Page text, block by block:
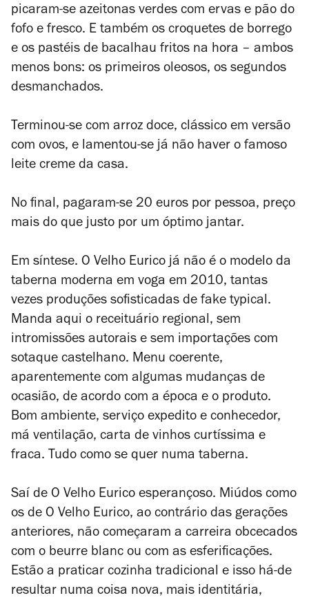
picaram-se azeitonas verdes com ervas e pão do
fofo e fresco. E também os croquetes de borrego
e os pastéis de bacalhau fritos na hora – ambos
menos bons: os primeiros oleosos, os segundos
desmanchados.
Terminou-se com arroz doce, clássico em versão
com ovos, e lamentou-se já não haver o famoso
leite creme da casa.
No final, pagaram-se 20 euros por pessoa, preço
mais do que justo por um óptimo jantar.
Em síntese. O Velho Eurico já não é o modelo da
taberna moderna em voga em 2010, tantas
vezes produções sofisticadas de fake typical.
Manda aqui o receituário regional, sem
intromissões autorais e sem importações com
sotaque castelhano. Menu coerente,
aparentemente com algumas mudanças de
ocasião, de acordo com a época e o produto.
Bom ambiente, serviço expedito e conhecedor,
má ventilação, carta de vinhos curtíssima e
fraca. Tudo como se quer numa taberna.
Saí de O Velho Eurico esperançoso. Miúdos como
os de O Velho Eurico, ao contrário das gerações
anteriores, não começaram a carreira obcecados
com o beurre blanc ou com as esferificações.
Estão a praticar cozinha tradicional e isso há-de
resultar numa coisa nova, mais identitária,